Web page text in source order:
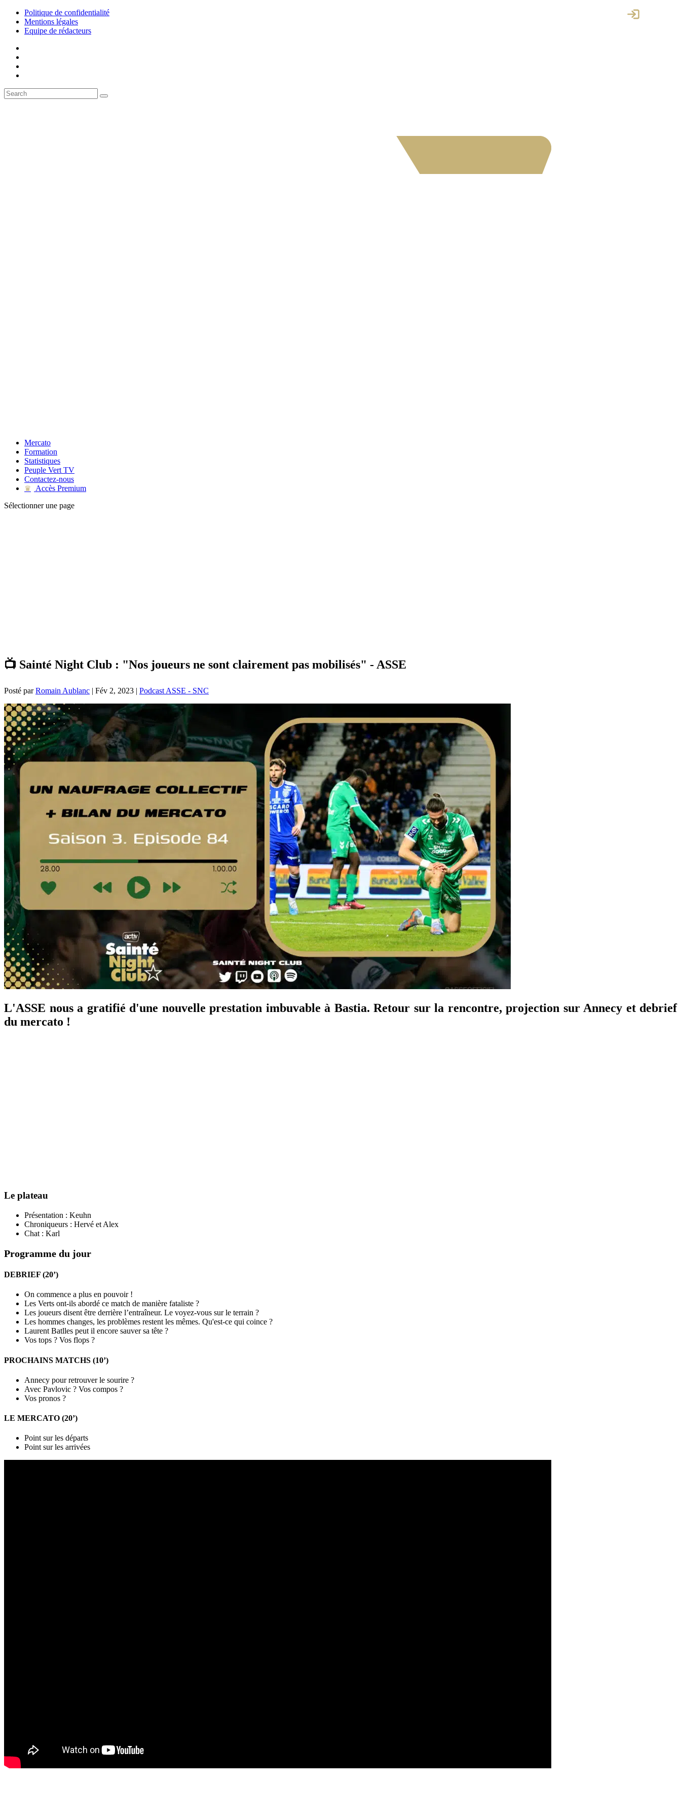
Politique de confidentialité
Mentions légales
Equipe de rédacteurs
Mercato
Formation
Statistiques
Peuple Vert TV
Contactez-nous
♛
Accès Premium
Sélectionner une page
📺 Sainté Night Club : "Nos joueurs ne sont clairement pas mobilisés" - ASSE
Posté parRomain Aublanc | Fév 2, 2023 | Podcast ASSE - SNC
L'ASSE nous a gratifié d'une nouvelle prestation imbuvable à Bastia. Retour sur la rencontre, projection sur Annecy et debrief
du mercato !
Le plateau
Présentation : Keuhn
Chroniqueurs : Hervé et Alex
Chat : Karl
Programme du jour
DEBRIEF (20’)
On commence a plus en pouvoir !
Les Verts ont-ils abordé ce match de manière fataliste ?
Les joueurs disent être derrière l’entraîneur. Le voyez-vous sur le terrain ?
Les hommes changes, les problèmes restent les mêmes. Qu'est-ce qui coince ?
Laurent Batlles peut il encore sauver sa tête ?
Vos tops ? Vos flops ?
PROCHAINS MATCHS (10’)
Annecy pour retrouver le sourire ?
Avec Pavlovic ? Vos compos ?
Vos pronos ?
LE MERCATO (20’)
Point sur les départs
Point sur les arrivées